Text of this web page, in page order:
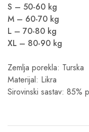
S – 50-60 kg
M – 60-70 kg
L – 70-80 kg
XL – 80-90 kg
Zemlja porekla: Turska
Materijal: Likra
Sirovinski sastav: 85%